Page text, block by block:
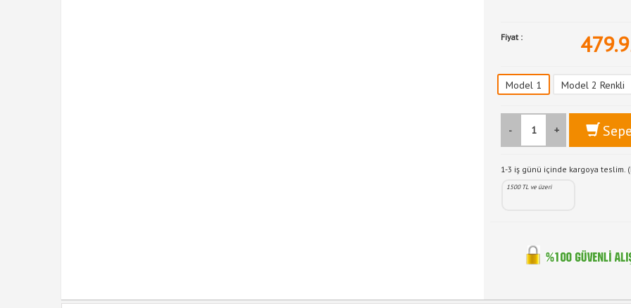
Fiyat :
Model 1 Model 2 Renkli
- +
1-3 iş günü içinde kargoya teslim.
1500 TL ve üzeri